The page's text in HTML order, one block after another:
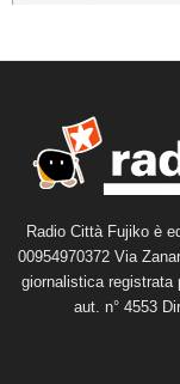
Radio Città Fujiko è
00954970372 Via
giornalistica registrata
aut. n° 4553